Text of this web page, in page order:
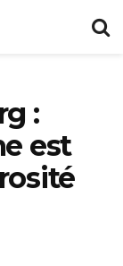
:
est